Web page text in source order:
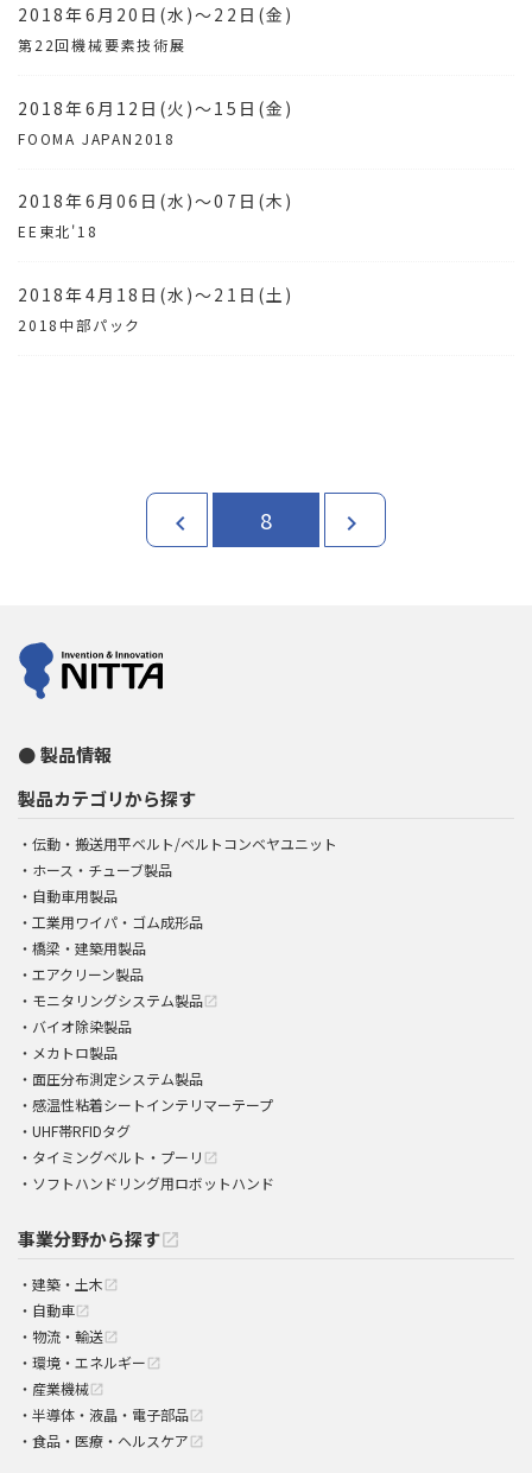
2018年6月20日(水)～22日(金)
第22回機械要素技術展
2018年6月12日(火)～15日(金)
FOOMA JAPAN2018
2018年6月06日(水)～07日(木)
EE東北'18
2018年4月18日(水)～21日(土)
2018中部パック
chevron_left 8 chevron_right
製品情報
製品カテゴリから探す
伝動・搬送用平ベルト/ベルトコンベヤユニット
ホース・チューブ製品
自動車用製品
工業用ワイパ・ゴム成形品
橋梁・建築用製品
エアクリーン製品
モニタリングシステム製品 open_in_new
バイオ除染製品
メカトロ製品
面圧分布測定システム製品
感温性粘着シートインテリマーテープ
UHF帯RFIDタグ
タイミングベルト・プーリ open_in_new
ソフトハンドリング用ロボットハンド
事業分野から探すopen_in_new
建築・土木 open_in_new
自動車 open_in_new
物流・輸送 open_in_new
環境・エネルギー open_in_new
産業機械 open_in_new
半導体・液晶・電子部品 open_in_new
食品・医療・ヘルスケア open_in_new